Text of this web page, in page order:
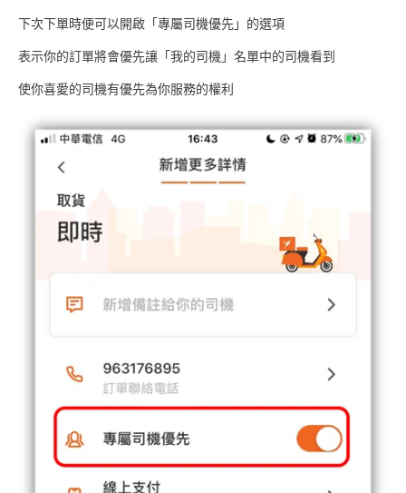
下次下單時便可以開啟「專屬司機優先」的選項
表示你的訂單將會優先讓「我的司機」名單中的司機看到
使你喜愛的司機有優先為你服務的權利